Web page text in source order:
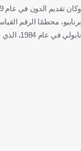
برنابيو، محطمًا الرقم
نابولي في عام 1984، الذي حضره 80 ألف مشجع في ملعب "سان باولو".